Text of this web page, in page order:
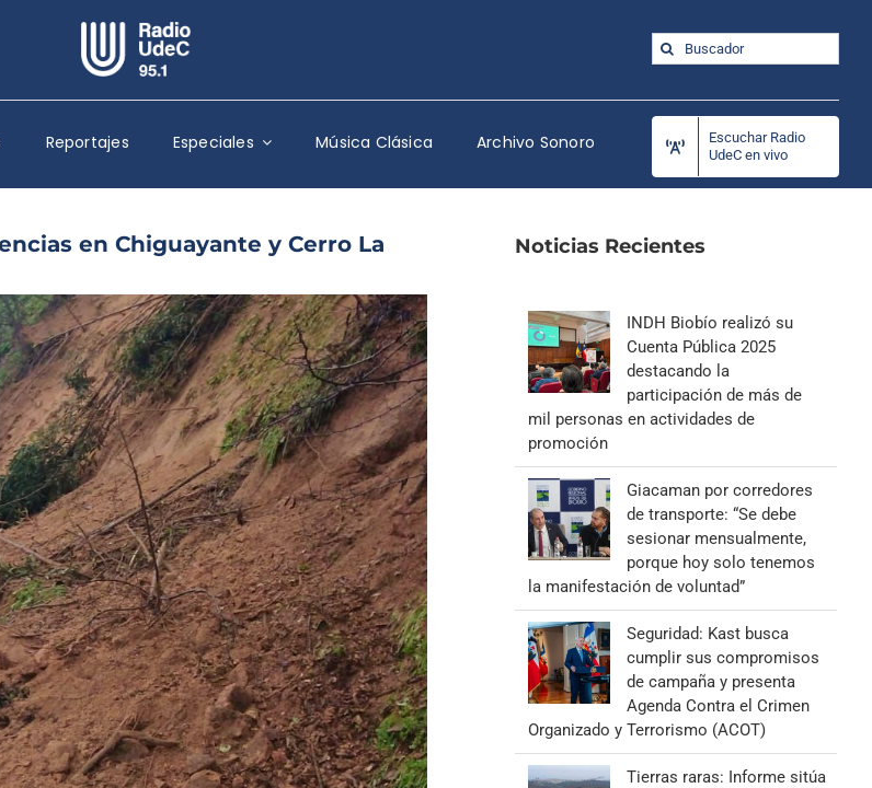
Escuchar Radio UdeC en vivo
Quiénes Somos
Programación
Podcast
Reportajes
Columnas
Música Clásica
Especiales
Archivo Sonoro
Buscar:
Reportajes Especiales Música Clásica Archivo Sonoro
Escuchar Radio
UdeC en vivo
en Chiguayante y Cerro La
Noticias Recientes
INDH Biobío realizó su
Cuenta Pública 2025
destacando la
participación de más de
mil personas en actividades de
promoción
Giacaman por corredores
de transporte: “Se debe
sesionar mensualmente,
porque hoy solo tenemos
la manifestación de voluntad”
Seguridad: Kast busca
cumplir sus compromisos
de campaña y presenta
Agenda Contra el Crimen
Organizado y Terrorismo (ACOT)
Tierras raras: Informe sitúa